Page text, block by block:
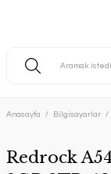
Anasayfa Bilgisayarlar
Redrock